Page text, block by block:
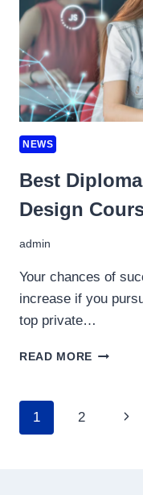
SIMPLE
TAPI
CLASSY
NEWS
Best
Design
admin
Your chances of
increase if you
top private…
READ MORE BEST
DESIGN
Page
1 2
Next